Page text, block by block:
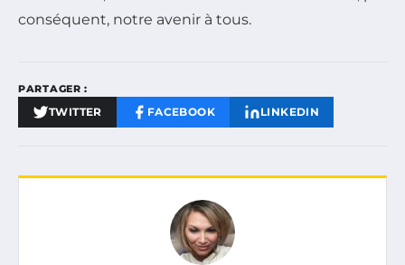
conséquent, notre avenir à tous.
PARTAGER :
TWITTER FACEBOOK LINKEDIN